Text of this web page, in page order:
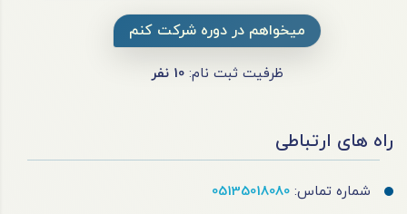
میخواهم در دوره شرکت کنم
ظرفیت ثبت نام: 10 نفر
راه های ارتباطی
شماره تماس: 05135018080